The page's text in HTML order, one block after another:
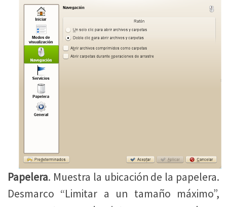
Papelera. Muestra la ubicación de la papelera.
Desmarco “Limitar a un tamaño máximo”,